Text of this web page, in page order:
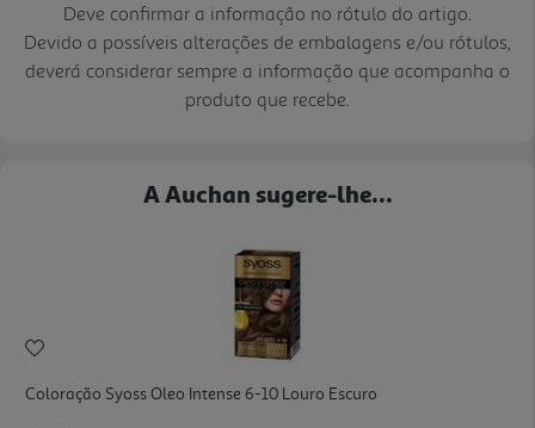
Deve confirmar a informação no rótulo do artigo.
Devido a possíveis alterações de embalagens e/ou rótulos,
deverá considerar sempre a informação que acompanha o
produto que recebe.
A Auchan sugere-lhe...
Coloração Syoss Oleo Intense 6-10 Louro Escuro